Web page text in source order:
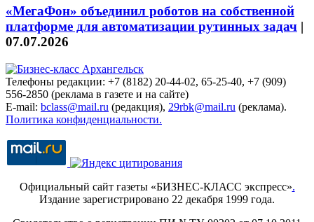
«МегаФон» объединил роботов на собственной
платформе для автоматизации рутинных задач |
07.07.2026
Телефоны редакции: +7 (8182) 20-44-02, 65-25-40, +7 (909)
556-2850 (реклама в газете и на сайте)
E-mail: bclass@mail.ru (редакция), 29rbk@mail.ru (реклама).
Политика конфиденциальности.
Официальный сайт газеты «БИЗНЕС-КЛАСС экспресс».
Издание зарегистрировано 22 декабря 1999 года.